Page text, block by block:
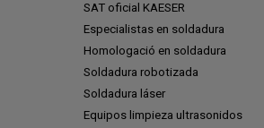
SAT oficial KAESER
Especialistas en soldadura
Homologació en soldadura
Soldadura robotizada
Soldadura láser
Equipos limpieza ultrasonidos